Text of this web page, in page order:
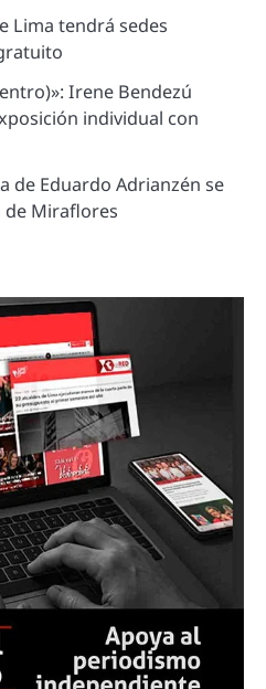
Lima tendrá sedes
Irene Bendezú
individual con
de Eduardo Adrianzén se
de Miraflores